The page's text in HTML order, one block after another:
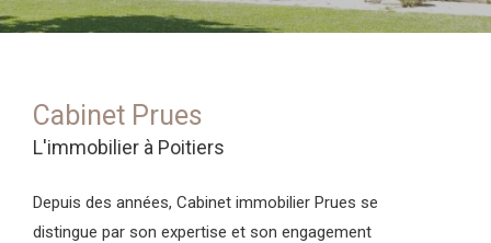
Cabinet Prues
L'immobilier à Poitiers
Depuis des années, Cabinet immobilier Prues se
distingue par son expertise et son engagement